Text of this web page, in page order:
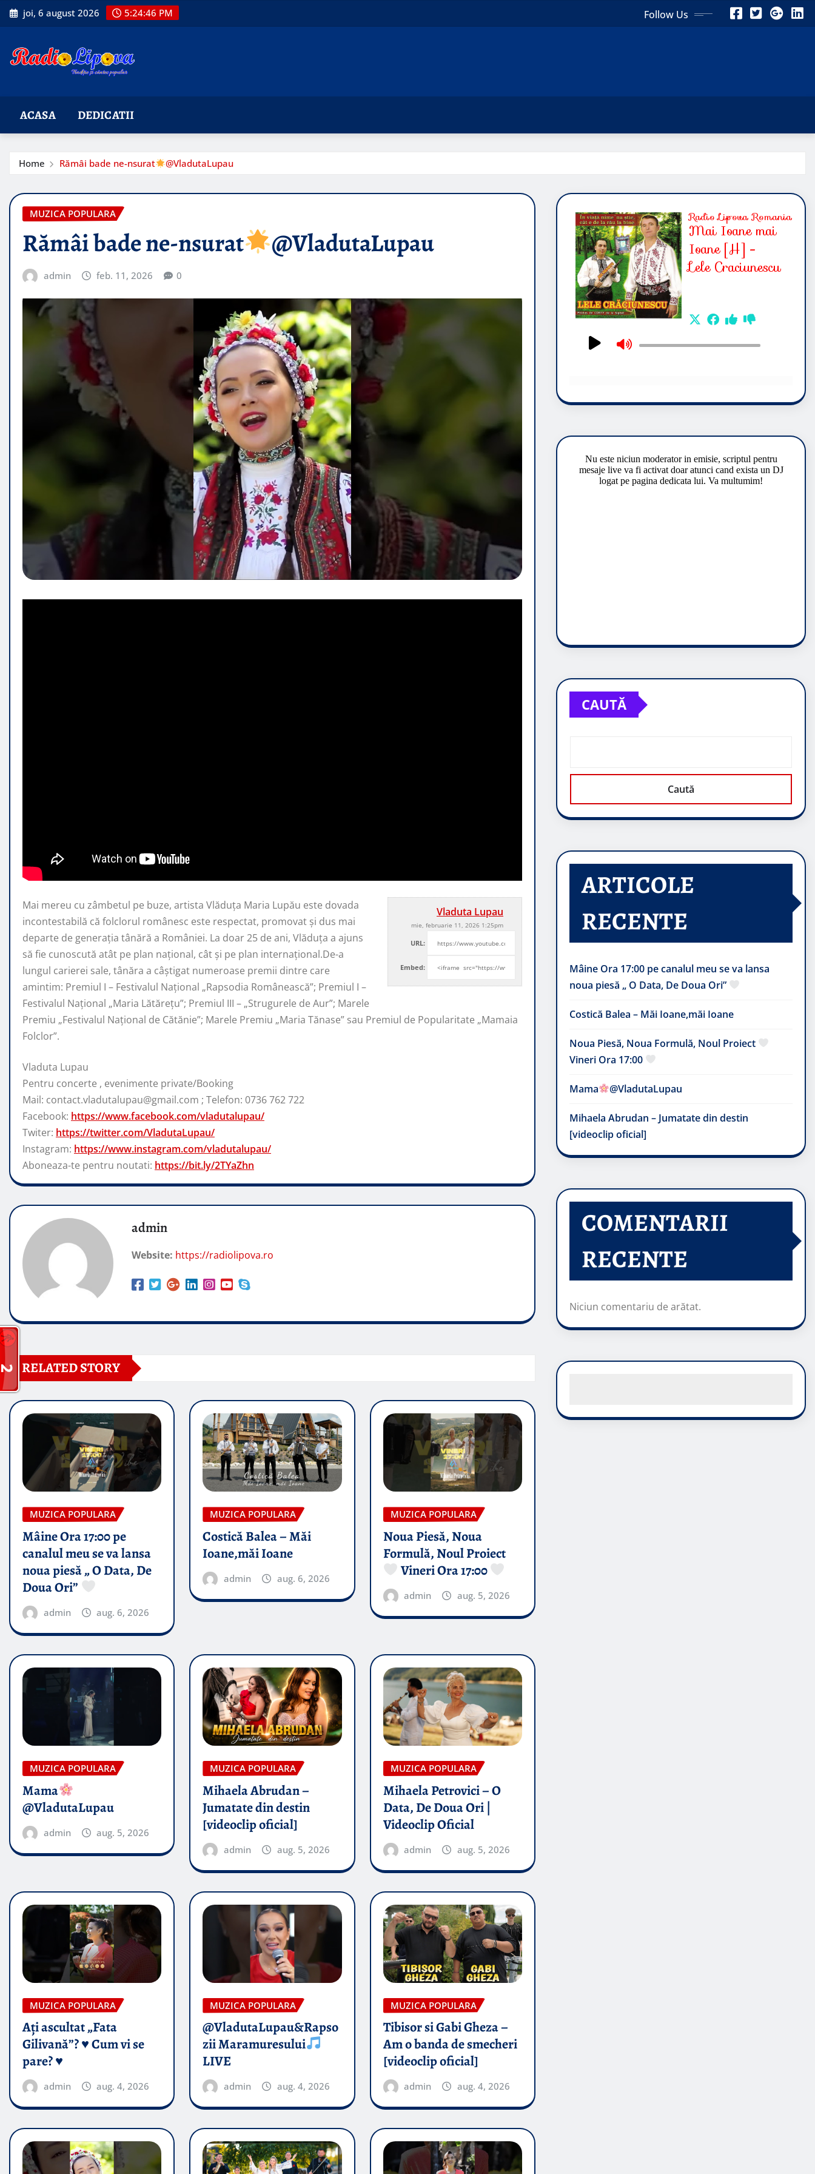
Skip
to
joi, 6 august 2026 5:24:47 PM Follow Us
ACASA DEDICATII
Home Rămâi bade ne-nsurat @VladutaLupau
MUZICA POPULARA
Rămâi bade ne-nsurat @VladutaLupau
admin feb. 11, 2026 0
Vladuta Lupau
mie, februarie 11, 2026 1:25pm
URL:
Embed:
Mai mereu cu zâmbetul pe buze, artista Vlăduța Maria Lupău este dovada
incontestabilă că folclorul românesc este respectat, promovat şi dus mai
departe de generaţia tânără a României. La doar 25 de ani, Vlăduța a ajuns
să fie cunoscută atât pe plan naţional, cât şi pe plan internaţional.De-a
lungul carierei sale, tânăra a câştigat numeroase premii dintre care
amintim: Premiul I – Festivalul Național „Rapsodia Românească”; Premiul I –
Festivalul Național „Maria Lătărețu”; Premiul III – „Strugurele de Aur”; Marele
Premiu „Festivalul Național de Cătănie”; Marele Premiu „Maria Tănase” sau Premiul de Popularitate „Mamaia
Folclor”.
Vladuta Lupau
Pentru concerte , evenimente private/Booking
Mail: contact.vladutalupau@gmail.com ; Telefon: 0736 762 722
Facebook: https://www.facebook.com/vladutalupau/
Twiter: https://twitter.com/VladutaLupau/
Instagram: https://www.instagram.com/vladutalupau/
Aboneaza-te pentru noutati: https://bit.ly/2TYaZhn
admin
Website: https://radiolipova.ro
RELATED STORY
MUZICA POPULARA
Mâine Ora 17:00 pe
canalul meu se va lansa
noua piesă „ O Data, De
Doua Ori”
admin aug. 6, 2026
MUZICA POPULARA
Costică Balea – Măi
Ioane,măi Ioane
admin aug. 6, 2026
MUZICA POPULARA
Noua Piesă, Noua
Formulă, Noul Proiect
Vineri Ora 17:00
admin aug. 5, 2026
MUZICA POPULARA
Mama
@VladutaLupau
admin aug. 5, 2026
MUZICA POPULARA
Mihaela Abrudan –
Jumatate din destin
[videoclip oficial]
admin aug. 5, 2026
MUZICA POPULARA
Mihaela Petrovici – O
Data, De Doua Ori |
Videoclip Oficial
admin aug. 5, 2026
MUZICA POPULARA
Ați ascultat „Fata
Gilivană”? ♥️ Cum vi se
pare? ♥️
admin aug. 4, 2026
MUZICA POPULARA
@VladutaLupau&Rapso
zii Maramuresului
LIVE
admin aug. 4, 2026
MUZICA POPULARA
Tibisor si Gabi Gheza –
Am o banda de smecheri
[videoclip oficial]
admin aug. 4, 2026
CAUTĂ
Caută
ARTICOLE
RECENTE
Mâine Ora 17:00 pe canalul meu se va lansa
noua piesă „ O Data, De Doua Ori”
Costică Balea – Măi Ioane,măi Ioane
Noua Piesă, Noua Formulă, Noul Proiect
Vineri Ora 17:00
Mama @VladutaLupau
Mihaela Abrudan – Jumatate din destin
[videoclip oficial]
COMENTARII
RECENTE
Niciun comentariu de arătat.